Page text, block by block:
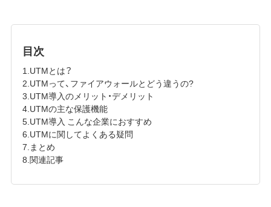
目次
1.UTMとは？
2.UTMって、ファイアウォールとどう違うの?
3.UTM導入のメリット・デメリット
4.UTMの主な保護機能
5.UTM導入 こんな企業におすすめ
6.UTMに関してよくある疑問
7.まとめ
8.関連記事